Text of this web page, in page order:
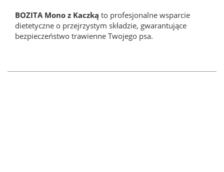
BOZITA Mono z Kaczką to profesjonalne wsparcie
dietetyczne o przejrzystym składzie, gwarantujące
bezpieczeństwo trawienne Twojego psa.